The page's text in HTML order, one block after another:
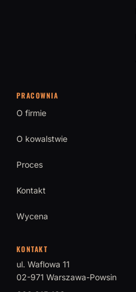
PRACOWNIA
O firmie
O kowalstwie
Proces
Kontakt
Wycena
KONTAKT
ul. Waflowa 11
02-971 Warszawa-Powsin